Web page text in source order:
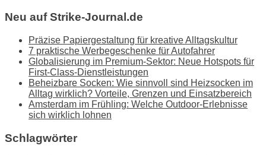
Neu auf Strike-Journal.de
Präzise Papiergestaltung für kreative Alltagskultur
7 praktische Werbegeschenke für Autofahrer
Globalisierung im Premium-Sektor: Neue Hotspots für
First-Class-Dienstleistungen
Beheizbare Socken: Wie sinnvoll sind Heizsocken im
Alltag wirklich? Vorteile, Grenzen und Einsatzbereich
Amsterdam im Frühling: Welche Outdoor-Erlebnisse
sich wirklich lohnen
Schlagwörter